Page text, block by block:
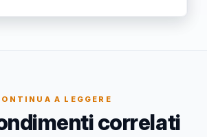
A LEGGERE
correlati